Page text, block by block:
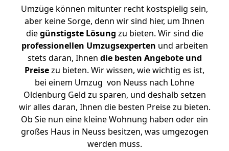
Umzüge können mitunter recht kostspielig sein,
aber keine Sorge, denn wir sind hier, um Ihnen
diegünstigste Lösung zu bieten. Wir sind die
professionellen Umzugsexperten und arbeiten
stets daran, Ihnen die besten Angebote und
Preisezu bieten. Wir wissen, wie wichtig es ist,
bei einem Umzug von Neuss nach Lohne
Oldenburg Geld zu sparen, und deshalb setzen
wir alles daran, Ihnen die besten Preise zu bieten.
Ob Sie nun eine kleine Wohnung haben oder ein
großes Haus in Neuss besitzen, was umgezogen
werden muss.